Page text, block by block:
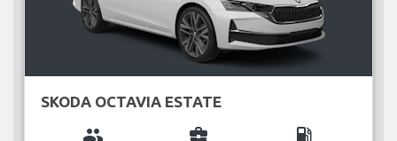
SKODA OCTAVIA ESTATE
group business_center local_gas_station